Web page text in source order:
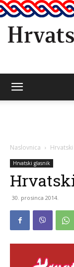
Naslovnica
Hrvatski glasnik
30. prosinca 2014.